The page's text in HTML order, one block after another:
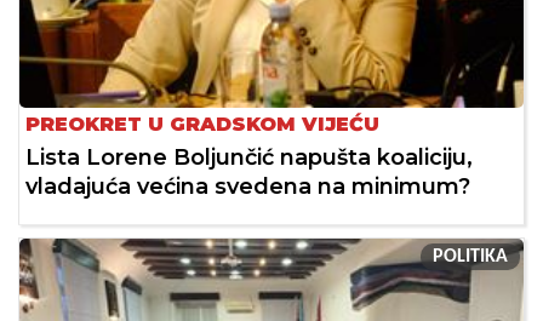
PREOKRET U GRADSKOM VIJEĆU
Lista Lorene Boljunčić napušta koaliciju,
vladajuća većina svedena na minimum?
POLITIKA